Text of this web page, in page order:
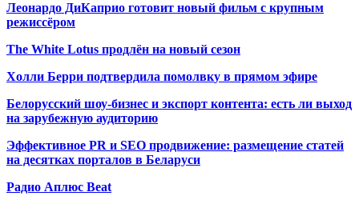
Леонардо ДиКаприо готовит новый фильм с крупным
режиссёром
The White Lotus продлён на новый сезон
Холли Берри подтвердила помолвку в прямом эфире
Белорусский шоу-бизнес и экспорт контента: есть ли выход
на зарубежную аудиторию
Эффективное PR и SEO продвижение: размещение статей
на десятках порталов в Беларуси
Радио Аплюс Beat